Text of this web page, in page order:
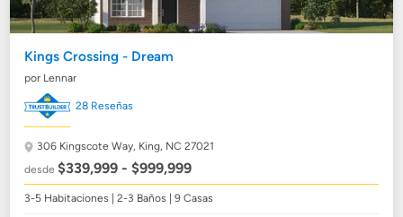
Kings Crossing - Dream
por Lennar
28 Reseñas
306 Kingscote Way, King, NC 27021
desde$339,999 - $999,999
3-5 Habitaciones | 2-3 Baños | 9 Casas